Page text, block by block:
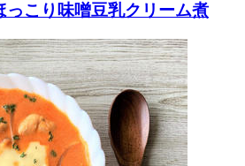
っこり味噌豆乳クリーム煮